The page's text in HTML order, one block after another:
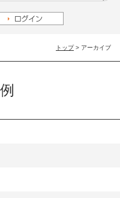
トップ > アーカイブ